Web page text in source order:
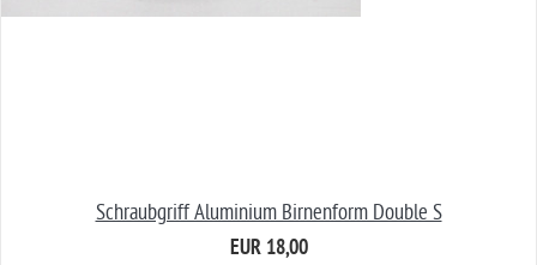
Schraubgriff Aluminium Birnenform Double S
EUR 18,00